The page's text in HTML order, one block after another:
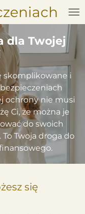
dla Twojej
skomplikowane i
ochrony nie musi
Ci, że można je
do swoich
Twoja droga do
się